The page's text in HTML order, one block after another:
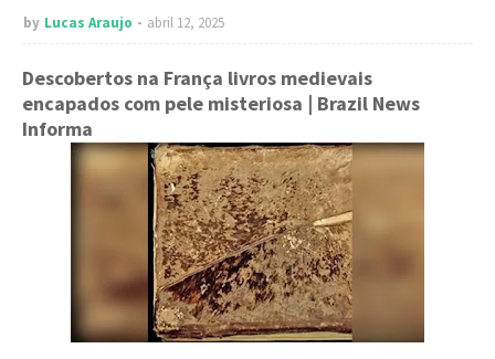
by Lucas Araujo abril 12, 2025
Descobertos na França livros medievais
encapados com pele misteriosa | Brazil News
Informa